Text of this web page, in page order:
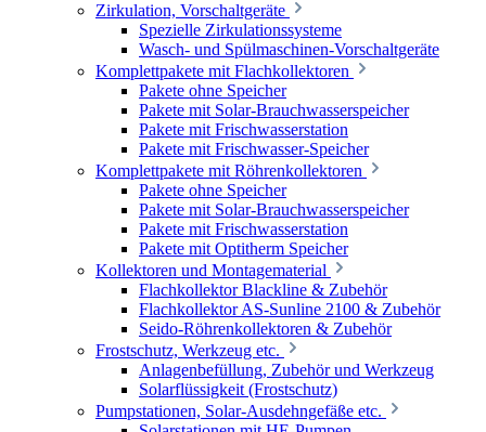
Zirkulation, Vorschaltgeräte
Spezielle Zirkulationssysteme
Wasch- und Spülmaschinen-Vorschaltgeräte
Komplettpakete mit Flachkollektoren
Pakete ohne Speicher
Pakete mit Solar-Brauchwasserspeicher
Pakete mit Frischwasserstation
Pakete mit Frischwasser-Speicher
Komplettpakete mit Röhrenkollektoren
Pakete ohne Speicher
Pakete mit Solar-Brauchwasserspeicher
Pakete mit Frischwasserstation
Pakete mit Optitherm Speicher
Kollektoren und Montagematerial
Flachkollektor Blackline & Zubehör
Flachkollektor AS-Sunline 2100 & Zubehör
Seido-Röhrenkollektoren & Zubehör
Frostschutz, Werkzeug etc.
Anlagenbefüllung, Zubehör und Werkzeug
Solarflüssigkeit (Frostschutz)
Pumpstationen, Solar-Ausdehngefäße etc.